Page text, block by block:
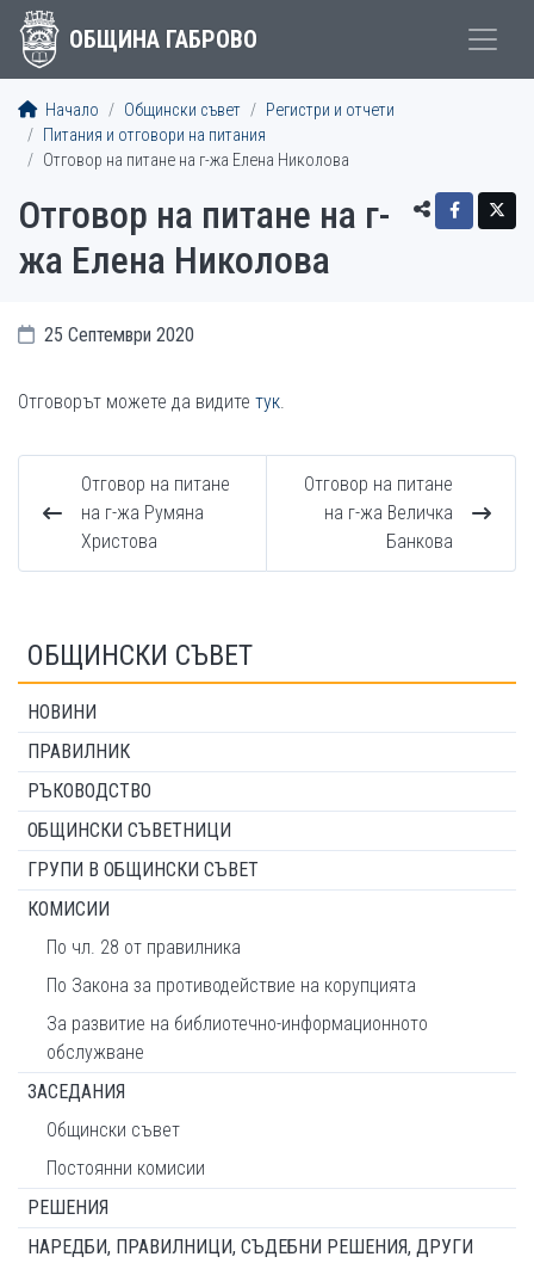
ОБЩИНА ГАБРОВО
Начало Общински съвет
Регистри и отчети
Питания и отговори на питания
Отговор на питане на г-жа Елена Николова
Отговор на питане на г-
жа Елена Николова
25 Септември 2020
Отговорът можете да видите тук.
Отговор на питане
на г-жа Румяна
Христова
Отговор на питане
на г-жа Величка
Банкова
ОБЩИНСКИ СЪВЕТ
НОВИНИ
ПРАВИЛНИК
РЪКОВОДСТВО
ОБЩИНСКИ СЪВЕТНИЦИ
ГРУПИ В ОБЩИНСКИ СЪВЕТ
КОМИСИИ
По чл. 28 от правилника
По Закона за противодействие на корупцията
За развитие на библиотечно-информационното
обслужване
ЗАСЕДАНИЯ
Общински съвет
Постоянни комисии
РЕШЕНИЯ
НАРЕДБИ, ПРАВИЛНИЦИ, СЪДЕБНИ РЕШЕНИЯ, ДРУГИ